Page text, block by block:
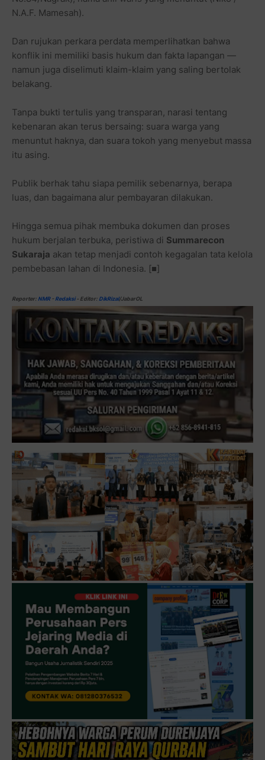
N.A.F. Mamesah).
Dan rujukan perkara perdata memperlihatkan bahwa
konflik ini memiliki basis hukum dan fakta lapangan —
namun juga diselimuti klaim-klaim yang saling bertolak
belakang.
Tanpa bukti tertulis yang transparan, narasi tentang
kebenaran akan terus bersaing: suara warga yang
menuntut haknya, dan suara tokoh yang menyebut massa
itu asing.
Publik berhak tahu siapa pemilik sebenarnya, berapa
luas, dan bagaimana alur pembayaran dilakukan.
Hingga semua pihak membuka dokumen dan proses
hukum berjalan terbuka, peristiwa di Summarecon
Sukaraja akan tetap menjadi contoh kegagalan tata kelola
pembebasan lahan di Indonesia. [■]
Reporter: NMR - Redaksi- Editor: DikRizal/JabarOL